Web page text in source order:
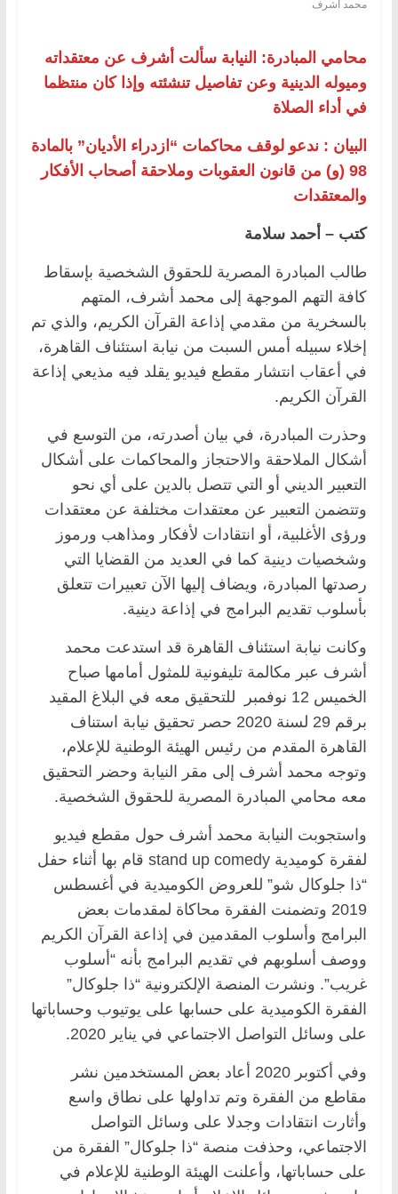
محمد أشرف
محامي المبادرة: النيابة سألت أشرف عن معتقداته
وميوله الدينية وعن تفاصيل تنشئته وإذا كان منتظما
في أداء الصلاة
البيان : ندعو لوقف محاكمات “ازدراء الأديان” بالمادة
98 (و) من قانون العقوبات وملاحقة أصحاب الأفكار
والمعتقدات
كتب – أحمد سلامة
طالب المبادرة المصرية للحقوق الشخصية بإسقاط
كافة التهم الموجهة إلى محمد أشرف، المتهم
بالسخرية من مقدمي إذاعة القرآن الكريم، والذي تم
إخلاء سبيله أمس السبت من نيابة استئناف القاهرة،
في أعقاب انتشار مقطع فيديو يقلد فيه مذيعي إذاعة
القرآن الكريم.
وحذرت المبادرة، في بيان أصدرته، من التوسع في
أشكال الملاحقة والاحتجاز والمحاكمات على أشكال
التعبير الديني أو التي تتصل بالدين على أي نحو
وتتضمن التعبير عن معتقدات مختلفة عن معتقدات
ورؤى الأغلبية، أو انتقادات لأفكار ومذاهب ورموز
وشخصيات دينية كما في العديد من القضايا التي
رصدتها المبادرة، ويضاف إليها الآن تعبيرات تتعلق
بأسلوب تقديم البرامج في إذاعة دينية.
وكانت نيابة استئناف القاهرة قد استدعت محمد
أشرف عبر مكالمة تليفونية للمثول أمامها صباح
الخميس 12 نوفمبر للتحقيق معه في البلاغ المقيد
برقم 29 لسنة 2020 حصر تحقيق نيابة استناف
القاهرة المقدم من رئيس الهيئة الوطنية للإعلام،
وتوجه محمد أشرف إلى مقر النيابة وحضر التحقيق
معه محامي المبادرة المصرية للحقوق الشخصية.
واستجوبت النيابة محمد أشرف حول مقطع فيديو
لفقرة كوميدية stand up comedy قام بها أثناء حفل
“ذا جلوكال شو” للعروض الكوميدية في أغسطس
2019 وتضمنت الفقرة محاكاة لمقدمات بعض
البرامج وأسلوب المقدمين في إذاعة القرآن الكريم
ووصف أسلوبهم في تقديم البرامج بأنه “أسلوب
غريب”. ونشرت المنصة الإلكترونية “ذا جلوكال”
الفقرة الكوميدية على حسابها على يوتيوب وحساباتها
على وسائل التواصل الاجتماعي في يناير 2020.
وفي أكتوبر 2020 أعاد بعض المستخدمين نشر
مقاطع من الفقرة وتم تداولها على نطاق واسع
وأثارت انتقادات وجدلا على وسائل التواصل
الاجتماعي، وحذفت منصة “ذا جلوكال” الفقرة من
على حساباتها، وأعلنت الهيئة الوطنية للإعلام في